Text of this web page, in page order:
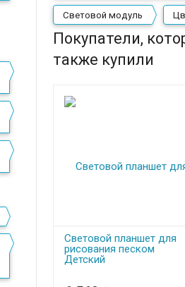
Световой модуль
Покупатели,
также купили
Световой планшет для
рисования песком
Детский